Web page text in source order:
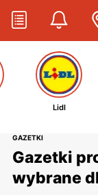
Lidl
GAZETKI
Gazetki
wybrane